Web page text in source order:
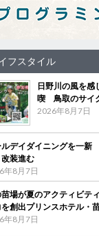
フスタイル
日野川の風を感
喫 鳥取のサイ
2026年8月7日
ルデイダイニングを一新
装進む
年8月7日
苗場が夏のアクティビテ
を創出プリンスホテル・
年8月7日